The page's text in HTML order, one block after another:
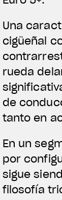
Una
cigüeñal
rueda
de
tanto en
En un
por
sigue
filosofía